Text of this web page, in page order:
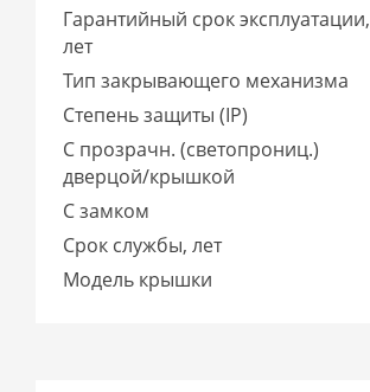
Гарантийный срок эксплуатации,
лет
Тип закрывающего механизма
Степень защиты (IP)
С прозрачн. (светопрониц.)
дверцой/крышкой
С замком
Срок службы, лет
Модель крышки